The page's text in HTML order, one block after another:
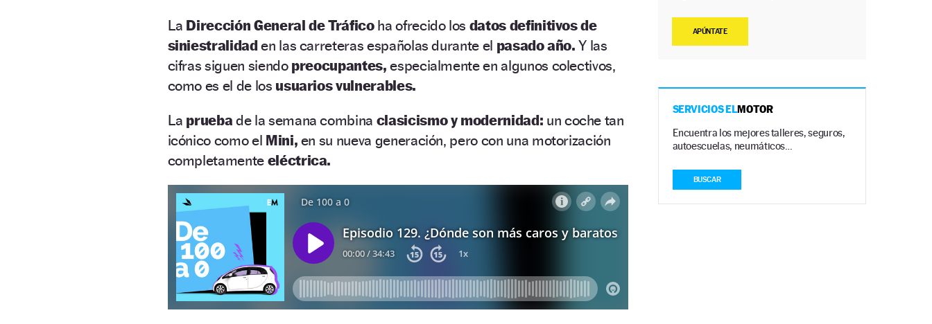
La Dirección General de Tráficoha ofrecido los datos definitivos de
siniestralidaden las carreteras españolas durante el pasado año.Y las
cifras siguen siendopreocupantes, especialmente en algunos colectivos,
como es el de los usuarios vulnerables.
La pruebade la semana combina clasicismo y modernidad: un coche tan
icónico como el Mini, en su nueva generación, pero con una motorización
completamente eléctrica.
APÚNTATE
SERVICIOS ELMOTOR
Encuentra los mejores talleres, seguros,
autoescuelas, neumáticos…
BUSCAR